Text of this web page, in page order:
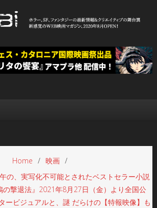
マガジン「cowai コ
ワイ」
Home
映画
の、実写化不可能とされたベストセラー小説
の撃退法』2021年8月27日（金）より全国公
ービジュアルと、謎 だらけの【特報映像】も